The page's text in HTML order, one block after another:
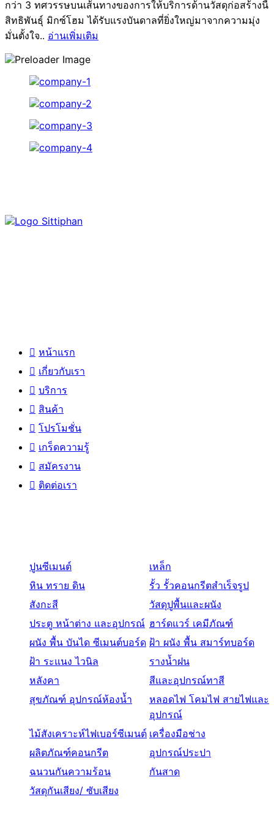
กว่า 3 ทศวรรษบนเส้นทางของการให้บริการด้านวัสดุก่อสร้างนี้
สิทธิพันธุ์ มิกซ์โฮม ได้รับแรงบันดาลที่ยิ่งใหญ่มาจากความมุ่ง
มั่นตั้งใจ.. อ่านเพิ่มเติม
หน้าแรก
เกี่ยวกับเรา
บริการ
สินค้า
โปรโมชั่น
เกร็ดความรู้
สมัครงาน
ติดต่อเรา
ปูนซีเมนต์
เหล็ก
หิน ทราย ดิน
รั้ว รั้วคอนกรีตสำเร็จรูป
สังกะสี
วัสดุปูพื้นและผนัง
ประตู หน้าต่าง และอุปกรณ์ ฮาร์ดแวร์ เคมีภัณฑ์
ผนัง พื้น บันได ซีเมนต์บอร์ด ฝ้า ผนัง พื้น สมาร์ทบอร์ด
ฝ้า ระแนง ไวนิล
รางน้ำฝน
หลังคา
สีและอุปกรณ์ทาสี
สุขภัณฑ์ อุปกรณ์ห้องน้ำ
หลอดไฟ โคมไฟ สายไฟและ
อุปกรณ์
ไม้สังเคราะห์ไฟเบอร์ซีเมนต์ เครื่องมือช่าง
ผลิตภัณฑ์คอนกรีต
อุปกรณ์ประปา
ฉนวนกันความร้อน
กันสาด
วัสดุกันเสียง/ ซับเสียง